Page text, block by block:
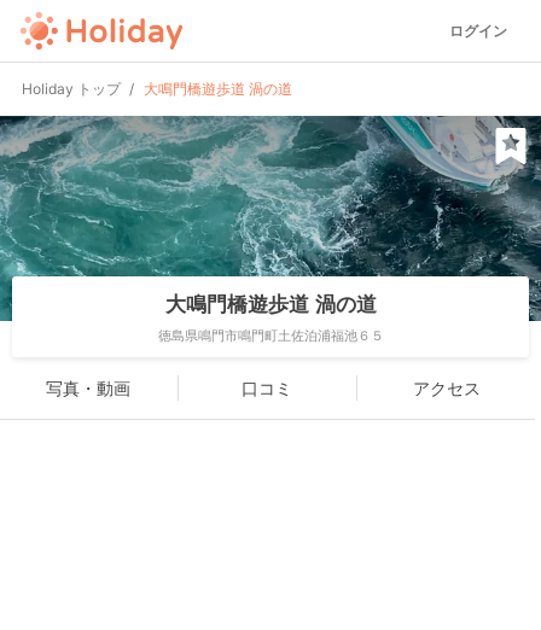
ログイン
Holiday トップ 大鳴門橋遊歩道 渦の道
大鳴門橋遊歩道 渦の道
徳島県鳴門市鳴門町土佐泊浦福池６５
写真・動画 口コミ アクセス